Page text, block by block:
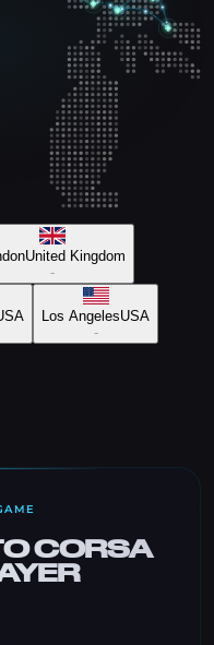
United Kingdom
-
Los AngelesUSA
-
CORSA